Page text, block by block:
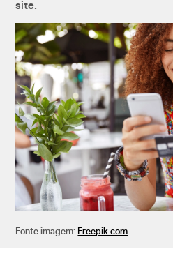
site.
Fonte imagem: Freepik.com